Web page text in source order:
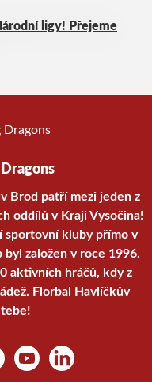
ligy! Přejeme
Brod patří mezi jeden z
oddílů v Kraji Vysočina!
sportovní kluby přímo v
založen v roce 1996.
aktivních hráčů, kdy z
Florbal Havlíčkův
YouTubeLinkedIn